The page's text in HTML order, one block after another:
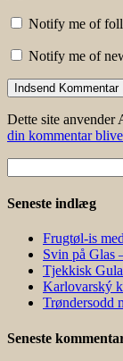
Notify me of
Notify me of
Dette site anvender
din kommentar
efter:
Seneste indlæg
Frugtøl-is
Svin på Glas
Tjekkisk
Karlovarský
Trøndersodd
Seneste